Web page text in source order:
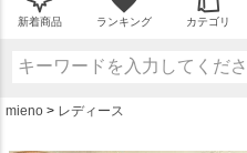
新着商品 ランキング カテゴリ
mieno レディース